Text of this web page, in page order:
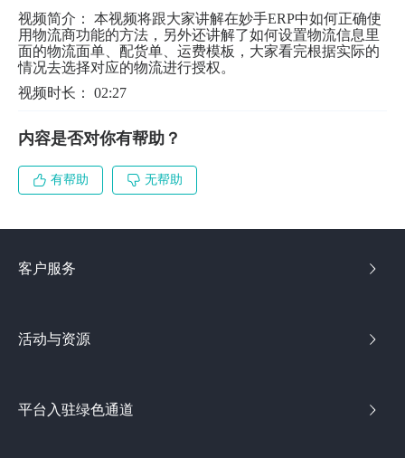
视频简介： 本视频将跟大家讲解在妙手ERP中如何正确使
用物流商功能的方法，另外还讲解了如何设置物流信息里
面的物流面单、配货单、运费模板，大家看完根据实际的
情况去选择对应的物流进行授权。
视频时长： 02:27
内容是否对你有帮助？
有帮助 无帮助
客户服务
活动与资源
平台入驻绿色通道